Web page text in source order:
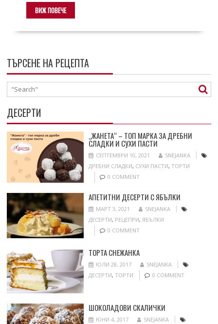
ВИЖ ПОВЕЧЕ
ТЪРСЕНЕ НА РЕЦЕПТА
ДЕСЕРТИ
„ЖАНЕТА“ – ТОП МАРКА ЗА ДРЕБНИ
СЛАДКИ И СУХИ ПАСТИ
СЕПТЕМВРИ 10, 2021
SNEJANKA
ДРЕБНИ СЛАДКИ, СУХИ ПАСТИ, ТОРТИ
0 COMMENT
АПЕТИТНИ ДЕСЕРТИ С ЯБЪЛКИ
МАРТ 3, 2021
SNEJANKA
ДЕСЕРТИ, РЕЦЕПРИ, ЯБЪЛКИ
0 COMMENT
ТОРТА СНЕЖАНКА
ЮЛИ 28, 2017
SNEJANKA
ДЕСЕРТИ, ТОРТИ 0 COMMENT
ШОКОЛАДОВИ СКАЛИЧКИ
ЮНИ 4, 2017
SNEJANKA